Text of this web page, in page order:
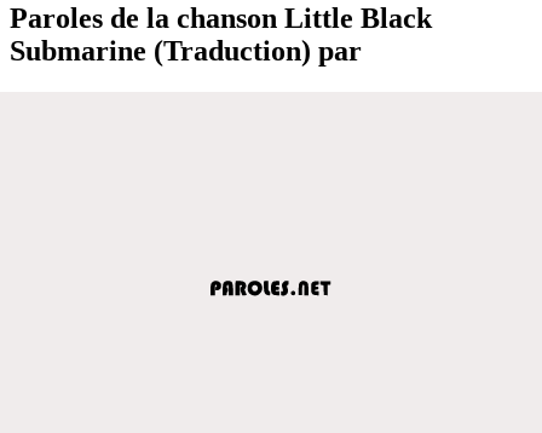
Paroles de la chanson Little Black
Submarine (Traduction) par